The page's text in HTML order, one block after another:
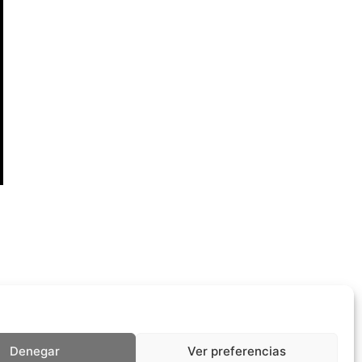
Denegar Ver preferencias